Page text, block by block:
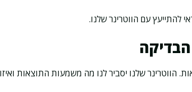
להתייעץ עם הווטרינר שלנו.
הווטרינר שלנו יסביר לנו מה משמעות התוצאות